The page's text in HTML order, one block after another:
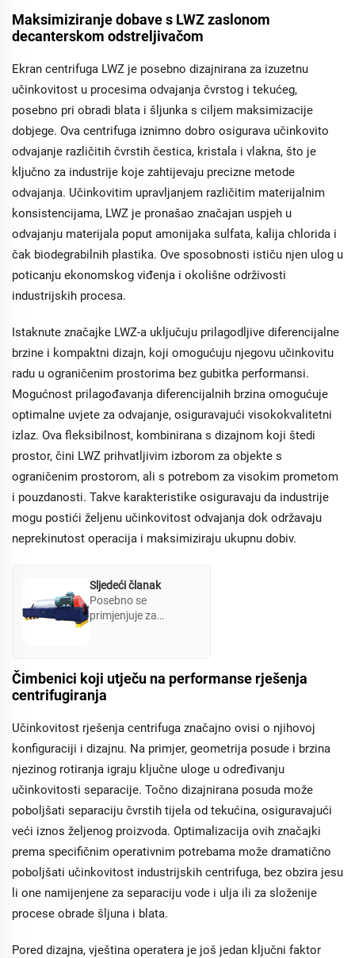
škrabavacka
odstreljivača pruža jak
performanse s
raznolikim načinima
rada i poboljšanim
sposobnostima
odvajanja. Njezina
značajke prigušivanja
vibracija čine je
optimalnom za
industrije poput
farmaceutskih,
kemijskih i obrade
hrane, gdje je
maksimiziranje
dobave ključno.
Maksimiziranje dobave s LWZ zaslonom
decanterskom odstreljivačom
Ekran centrifuga LWZ je posebno dizajnirana za izuzetnu
učinkovitost u procesima odvajanja čvrstog i tekućeg,
posebno pri obradi blata i šljunka s ciljem maksimizacije
dobjege. Ova centrifuga iznimno dobro osigurava učinkovito
odvajanje različitih čvrstih čestica, kristala i vlakna, što je
ključno za industrije koje zahtijevaju precizne metode
odvajanja. Učinkovitim upravljanjem različitim materijalnim
konsistencijama, LWZ je pronašao značajan uspjeh u
odvajanju materijala poput amonijaka sulfata, kalija chlorida i
čak biodegrabilnih plastika. Ove sposobnosti ističu njen ulog u
poticanju ekonomskog viđenja i okolišne održivosti
industrijskih procesa.
Istaknute značajke LWZ-a uključuju prilagodljive diferencijalne
brzine i kompaktni dizajn, koji omogućuju njegovu učinkovitu
radu u ograničenim prostorima bez gubitka performansi.
Mogućnost prilagođavanja diferencijalnih brzina omogućuje
optimalne uvjete za odvajanje, osiguravajući visokokvalitetni
izlaz. Ova fleksibilnost, kombinirana s dizajnom koji štedi
prostor, čini LWZ prihvatljivim izborom za objekte s
ograničenim prostorom, ali s potrebom za visokim prometom
i pouzdanosti. Takve karakteristike osiguravaju da industrije
mogu postići željenu učinkovitost odvajanja dok održavaju
neprekinutost operacija i maksimiziraju ukupnu dobiv.
Sljedeći članak
Posebno se
primjenjuje za
osiguravajući visoku
dobiv. S rasponom
koncentracije hrane
od 5~60Wt%,
dizajniran je za
materijale s
organskim ili lepljivim
prilagodljive brzine za
versatile upotrebu.
Čimbenici koji utječu na performanse rješenja
centrifugiranja
Učinkovitost rješenja centrifuga značajno ovisi o njihovoj
konfiguraciji i dizajnu. Na primjer, geometrija posude i brzina
njezinog rotiranja igraju ključne uloge u određivanju
učinkovitosti separacije. Točno dizajnirana posuda može
poboljšati separaciju čvrstih tijela od tekućina, osiguravajući
veći iznos željenog proizvoda. Optimalizacija ovih značajki
prema specifičnim operativnim potrebama može dramatično
poboljšati učinkovitost industrijskih centrifuga, bez obzira jesu
li one namijenjene za separaciju vode i ulja ili za složenije
procese obrade šljuna i blata.
Pored dizajna, vještina operatera je još jedan ključni faktor